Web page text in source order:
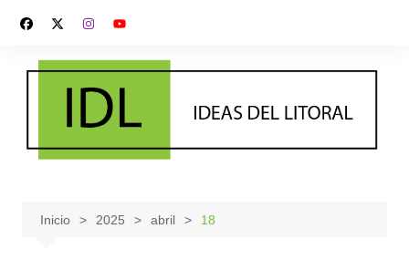
contenido
Inicio 2025 abril 18